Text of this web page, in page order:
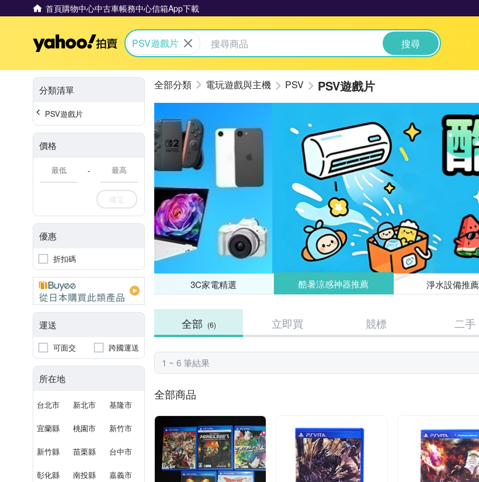
首頁購物中心中古車帳務中心信箱App下載
Yahoo拍賣
PSV遊戲片 搜尋
分類清單
PSV遊戲片
價格
-
確定
優惠
折扣碼
運送
可面交 跨國運送
所在地
台北市 新北市 基隆市
宜蘭縣 桃園市 新竹市
新竹縣 苗栗縣 台中市
彰化縣 南投縣 嘉義市
電玩遊戲與主機 PSV PSV遊戲片
3C家電精選 酷暑涼感神器推薦 淨水設備推薦
全部 (6) 立即買 競標 二手
1 ~ 6 筆結果
全部商品